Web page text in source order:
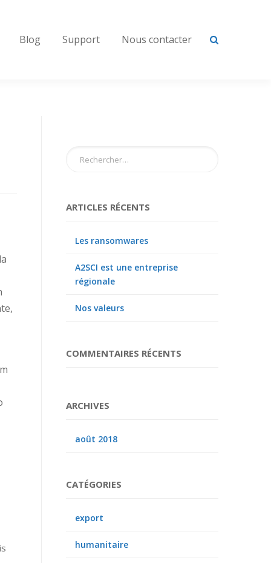
Blog Support Nous contacter
ARTICLES RÉCENTS
Les ransomwares
A2SCI est une entreprise
régionale
Nos valeurs
COMMENTAIRES RÉCENTS
ARCHIVES
août 2018
CATÉGORIES
export
humanitaire